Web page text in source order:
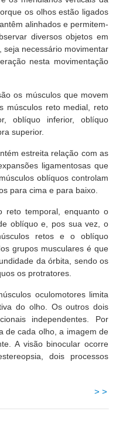
os olhos estão ligados
alinhados e permitem-
diversos objetos em
seja necessário movimentar
nesta movimentação
os músculos que movem
músculos reto medial, reto
oblíquo inferior, oblíquo
superior.
estreita relação com as
ligamentosas que
oblíquos controlam
para cima e para baixo.
reto temporal, enquanto o
oblíquo e, pos sua vez, o
retos e o oblíquo
grupos musculares é que
da órbita, sendo os
os protratores.
oculomotores limita
do olho. Os outros dois
independentes. Por
de cada olho, a imagem de
A visão binocular ocorre
dois processos
> >